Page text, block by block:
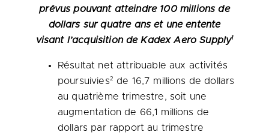
prévus pouvant atteindre 100 millions de
dollars sur quatre ans et une entente
visant l’acquisition de Kadex Aero Supply1
Résultat net attribuable aux activités
poursuivies2 de 16,7 millions de dollars
au quatrième trimestre, soit une
augmentation de 66,1 millions de
dollars par rapport au trimestre